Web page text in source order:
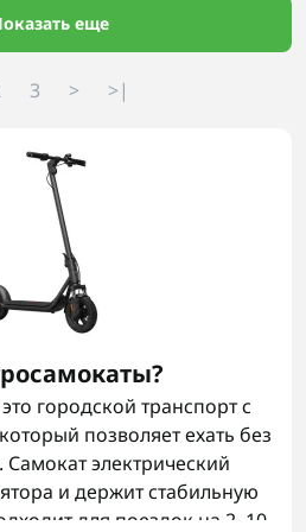
еще
3 > >|
городской транспорт с
позволяет ехать без
электрический
и держит стабильную
для поездок на 2–10